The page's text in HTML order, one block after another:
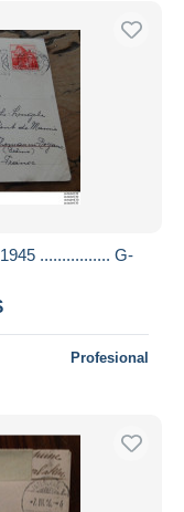
................ G-
Profesional